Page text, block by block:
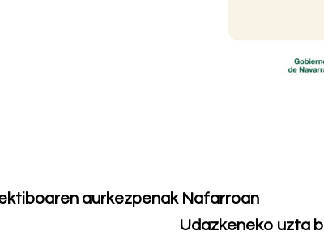
aurkezpenak Nafarroan
Udazkeneko uzta